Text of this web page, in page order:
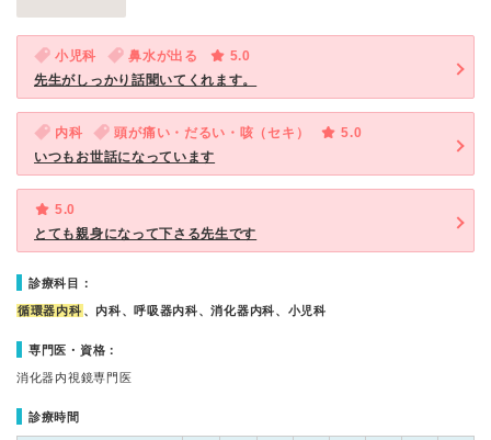
小児科 鼻水が出る
5.0
先生がしっかり話聞いてくれます。
内科 頭が痛い・だるい・咳（セキ）
5.0
いつもお世話になっています
5.0
とても親身になって下さる先生です
診療科目：
循環器内科 、内科、呼吸器内科、消化器内科、小児科
専門医・資格：
消化器内視鏡専門医
診療時間